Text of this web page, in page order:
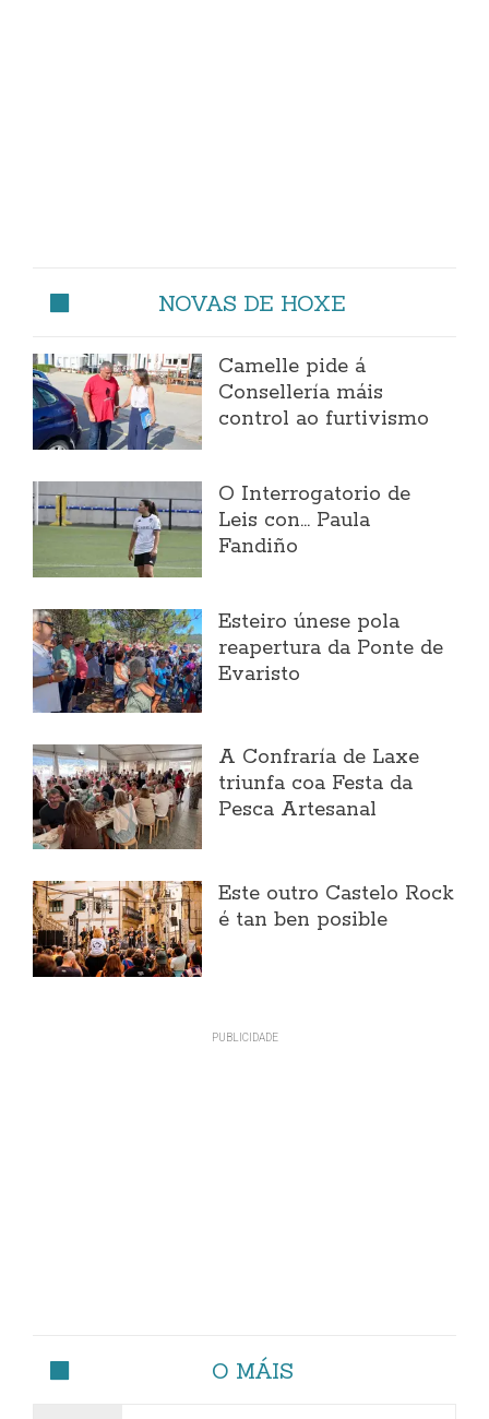
NOVAS DE HOXE
Camelle pide á
Consellería máis
control ao furtivismo
O Interrogatorio de
Leis con... Paula
Fandiño
Esteiro únese pola
reapertura da Ponte de
Evaristo
A Confraría de Laxe
triunfa coa Festa da
Pesca Artesanal
Este outro Castelo Rock
é tan ben posible
O MÁIS